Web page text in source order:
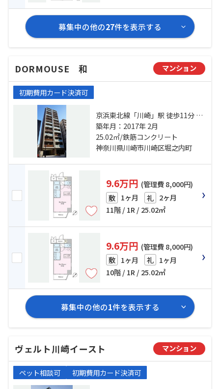
募集中の他の27件を表示する
DORMOUSE 和 マンション
初期費用カード決済可
京浜東北線「川崎」駅 徒歩11分 京
急本線「京急川崎」駅 徒歩8分 京急
大師線「港町」駅 徒歩11分
築年月：2017年 2月
25.02㎡/鉄筋コンクリート
神奈川県川崎市川崎区堀之内町
9.6万円 (管理費 8,000円)
敷 1ヶ月 礼 2ヶ月
11階 / 1R / 25.02㎡
9.6万円 (管理費 8,000円)
敷 1ヶ月 礼 1ヶ月
10階 / 1R / 25.02㎡
募集中の他の1件を表示する
ヴェルト川崎イースト マンション
ペット相談可 初期費用カード決済可